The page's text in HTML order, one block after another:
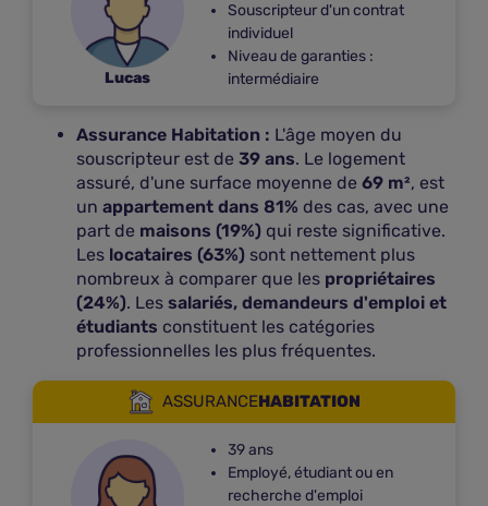
Lucas
Souscripteur d'un contrat
individuel
Niveau de garanties :
intermédiaire
ASSURANCEHABITATION
39 ans
Employé, étudiant ou en
recherche d'emploi
Assurance Habitation : L'âge moyen du
souscripteur est de 39 ans. Le logement
assuré, d'une surface moyenne de 69 m², est
un appartement dans 81% des cas, avec une
part de maisons (19%) qui reste significative.
Les locataires (63%) sont nettement plus
nombreux à comparer que les propriétaires
(24%). Les salariés, demandeurs d'emploi et
étudiants constituent les catégories
professionnelles les plus fréquentes.